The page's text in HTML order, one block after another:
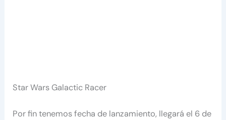
Star Wars Galactic Racer
Por fin tenemos fecha de lanzamiento, llegará el 6 de